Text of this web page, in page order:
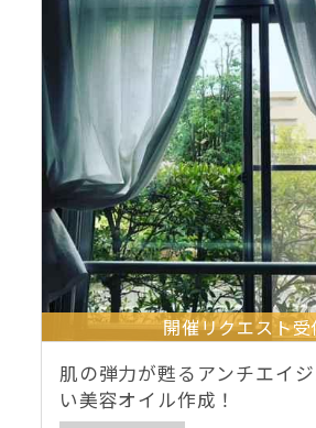
開催リクエスト
肌の弾力が甦るアンチエイ
い美容オイル作成！